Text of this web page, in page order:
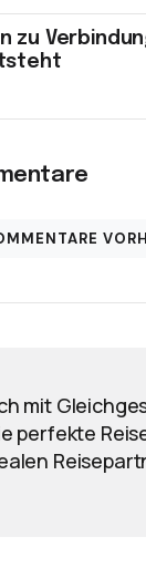
zu
mit
perfekte